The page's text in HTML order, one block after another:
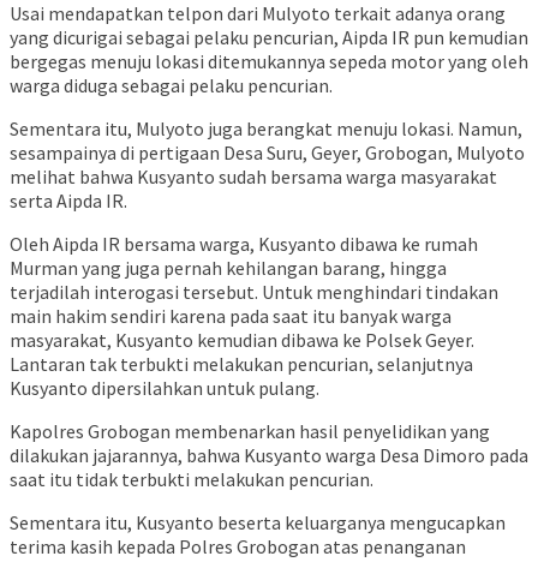
Usai mendapatkan telpon dari Mulyoto terkait adanya orang
yang dicurigai sebagai pelaku pencurian, Aipda IR pun kemudian
bergegas menuju lokasi ditemukannya sepeda motor yang oleh
warga diduga sebagai pelaku pencurian.
Sementara itu, Mulyoto juga berangkat menuju lokasi. Namun,
sesampainya di pertigaan Desa Suru, Geyer, Grobogan, Mulyoto
melihat bahwa Kusyanto sudah bersama warga masyarakat
serta Aipda IR.
Oleh Aipda IR bersama warga, Kusyanto dibawa ke rumah
Murman yang juga pernah kehilangan barang, hingga
terjadilah interogasi tersebut. Untuk menghindari tindakan
main hakim sendiri karena pada saat itu banyak warga
masyarakat, Kusyanto kemudian dibawa ke Polsek Geyer.
Lantaran tak terbukti melakukan pencurian, selanjutnya
Kusyanto dipersilahkan untuk pulang.
Kapolres Grobogan membenarkan hasil penyelidikan yang
dilakukan jajarannya, bahwa Kusyanto warga Desa Dimoro pada
saat itu tidak terbukti melakukan pencurian.
Sementara itu, Kusyanto beserta keluarganya mengucapkan
terima kasih kepada Polres Grobogan atas penanganan